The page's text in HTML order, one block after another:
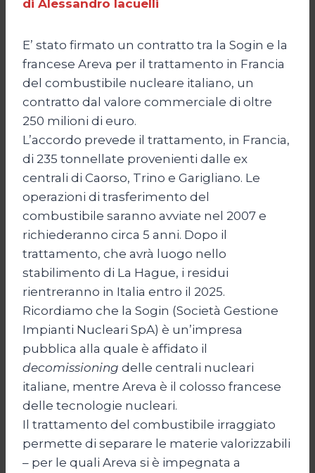
di Alessandro Iacuelli
E’ stato firmato un contratto tra la Sogin e la
francese Areva per il trattamento in Francia
del combustibile nucleare italiano, un
contratto dal valore commerciale di oltre
250 milioni di euro.
L’accordo prevede il trattamento, in Francia,
di 235 tonnellate provenienti dalle ex
centrali di Caorso, Trino e Garigliano. Le
operazioni di trasferimento del
combustibile saranno avviate nel 2007 e
richiederanno circa 5 anni. Dopo il
trattamento, che avrà luogo nello
stabilimento di La Hague, i residui
rientreranno in Italia entro il 2025.
Ricordiamo che la Sogin (Società Gestione
Impianti Nucleari SpA) è un’impresa
pubblica alla quale è affidato il
decomissioning delle centrali nucleari
italiane, mentre Areva è il colosso francese
delle tecnologie nucleari.
Il trattamento del combustibile irraggiato
permette di separare le materie valorizzabili
– per le quali Areva si è impegnata a